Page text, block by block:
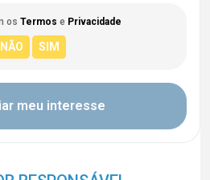
os Termos e Privacidade
meu interesse